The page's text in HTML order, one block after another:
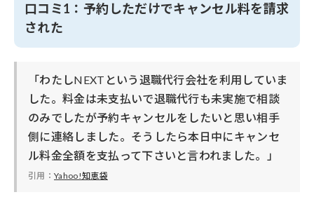
口コミ1：予約しただけでキャンセル料を請求
された
「わたしNEXTという退職代行会社を利用していま
した。料金は未支払いで退職代行も未実施で相談
のみでしたが予約キャンセルをしたいと思い相手
側に連絡しました。そうしたら本日中にキャンセ
ル料金全額を支払って下さいと言われました。」
引用： Yahoo!知恵袋